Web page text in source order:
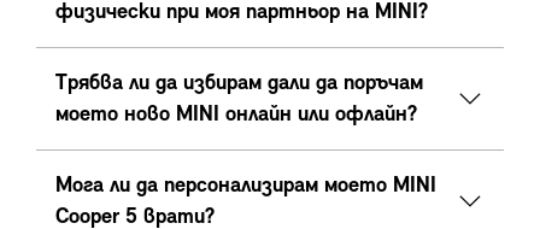
физически при моя партньор на MINI?
Трябва ли да избирам дали да поръчам
моето ново MINI онлайн или офлайн?
Мога ли да персонализирам моето MINI
Cooper 5 врати?